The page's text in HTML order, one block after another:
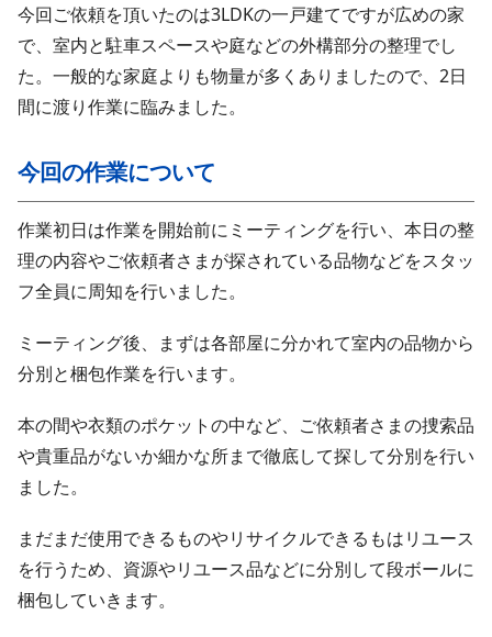
今回ご依頼を頂いたのは3LDKの一戸建てですが広めの家
で、室内と駐車スペースや庭などの外構部分の整理でし
た。一般的な家庭よりも物量が多くありましたので、2日
間に渡り作業に臨みました。
今回の作業について
作業初日は作業を開始前にミーティングを行い、本日の整
理の内容やご依頼者さまが探されている品物などをスタッ
フ全員に周知を行いました。
ミーティング後、まずは各部屋に分かれて室内の品物から
分別と梱包作業を行います。
本の間や衣類のポケットの中など、ご依頼者さまの捜索品
や貴重品がないか細かな所まで徹底して探して分別を行い
ました。
まだまだ使用できるものやリサイクルできるもはリユース
を行うため、資源やリユース品などに分別して段ボールに
梱包していきます。